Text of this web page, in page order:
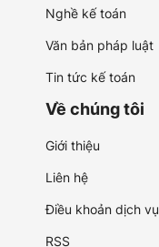
Nghề kế toán
Văn bản pháp luật
Tin tức kế toán
Về chúng tôi
Giới thiệu
Liên hệ
Điều khoản dịch vụ
RSS